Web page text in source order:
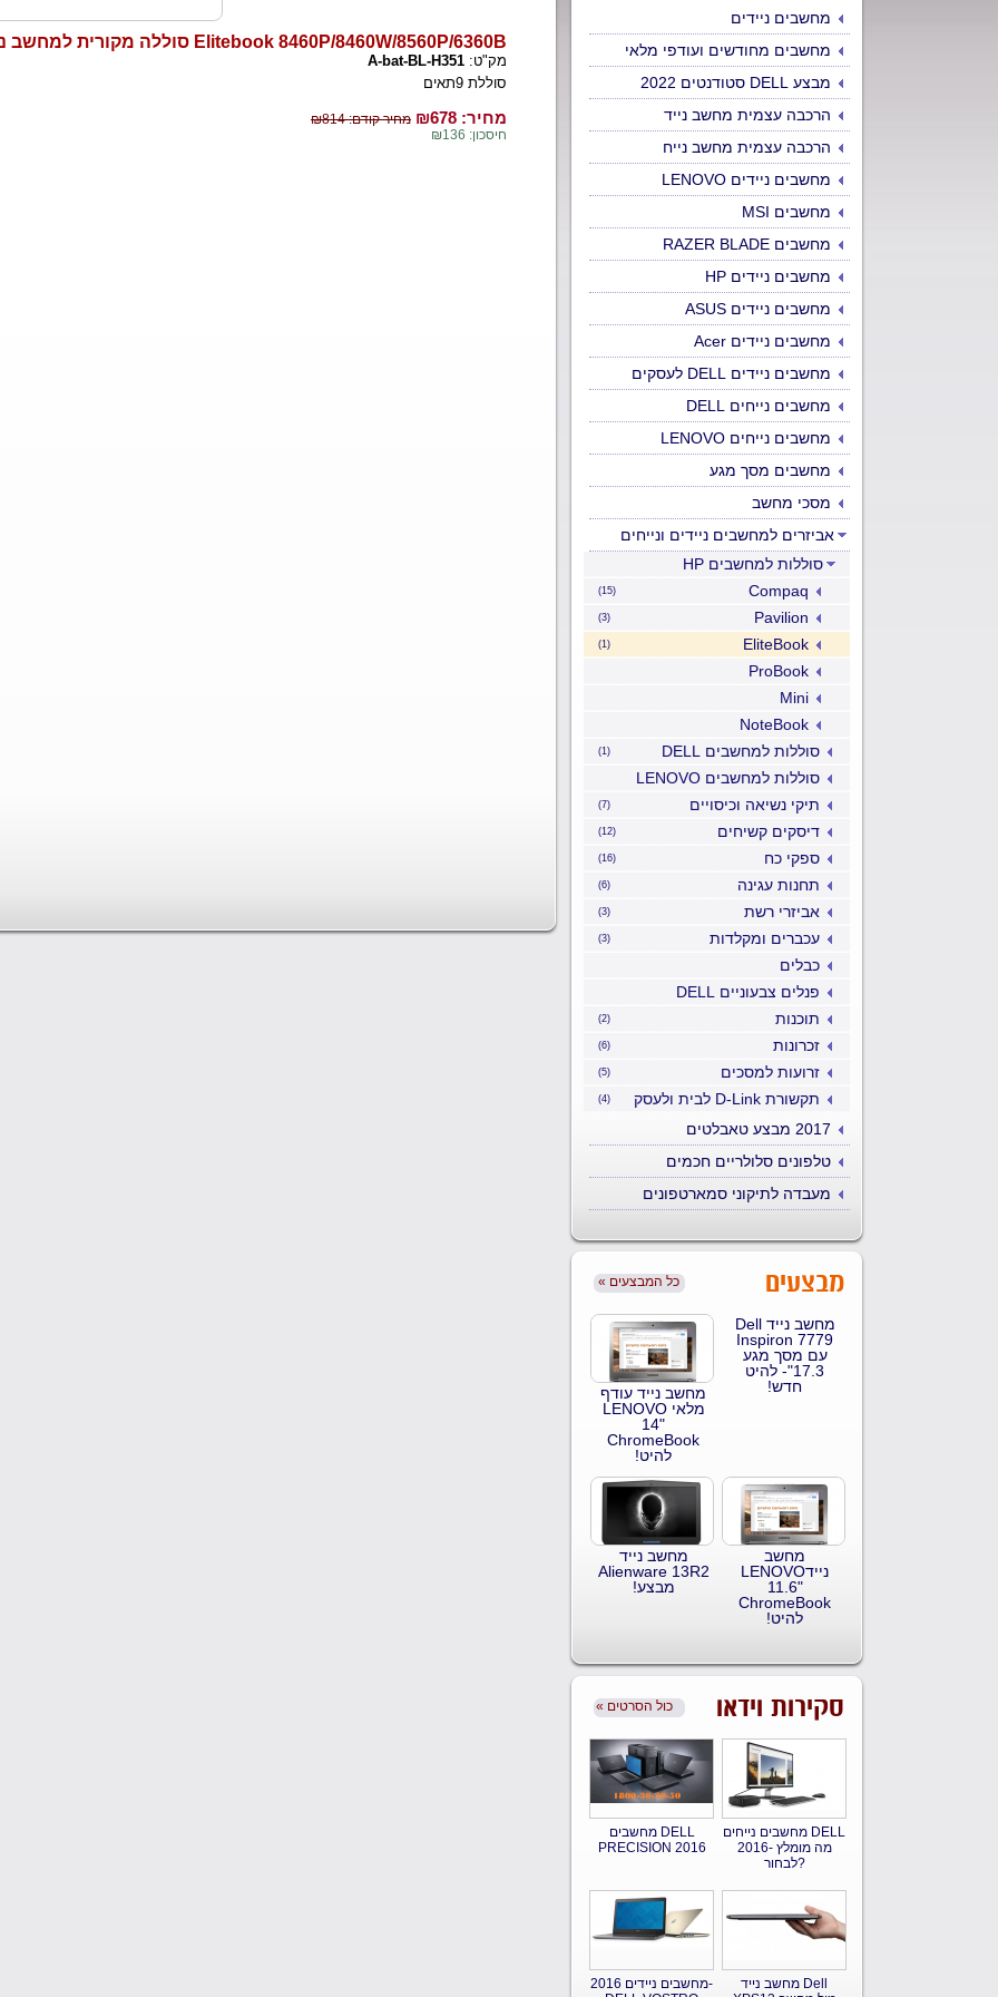
מחשבים ניידים
מחשבים מחודשים ועודפי מלאי
מבצע DELL סטודנטים 2022
הרכבה עצמית מחשב נייד
הרכבה עצמית מחשב נייח
מחשבים ניידים LENOVO
מחשבים MSI
מחשבים RAZER BLADE
מחשבים ניידים HP
מחשבים ניידים ASUS
מחשבים ניידים Acer
מחשבים ניידים DELL לעסקים
מחשבים נייחים DELL
מחשבים נייחים LENOVO
מחשבים מסך מגע
מסכי מחשב
אביזרים למחשבים ניידים ונייחים
סוללות למחשבים HP
(15) Compaq
(3) Pavilion
(1)
EliteBook
ProBook
Mini
NoteBook
(1)
סוללות למחשבים DELL
סוללות למחשבים LENOVO
(7) תיקי נשיאה וכיסויים
(12) דיסקים קשיחים
(16) ספקי כח
(6) תחנות עגינה
(3) אביזרי רשת
(3)
עכברים ומקלדות
כבלים
פנלים צבעוניים DELL
(2) תוכנות
(6) זכרונות
(5) זרועות למסכים
(4)
תקשורת D-Link לבית ולעסק
2017 מבצע טאבלטים
טלפונים סלולריים חכמים
מעבדה לתיקוני סמארטפונים
« כל המבצעים מבצעים
מחשב נייד Dell
Inspiron 7779
עם מסך מגע
17.3"- להיט
חדש!
מחשב נייד עודף
מלאי LENOVO
14"
ChromeBook
להיט!
מחשב
ניידLENOVO
11.6"
ChromeBook
להיט!
מחשב נייד
Alienware 13R2
מבצע!
« כול הסרטים סקירות וידאו
מחשבים DELL
PRECISION 2016
מחשבים נייחים DELL
2016- מה מומלץ
לבחור?
מחשבים ניידים 2016-
מחשב נייד Dell
Elitebook 8460P/8460W/8560P/6360B סוללה מקורית למחשב נייד
מק"ט: A-bat-BL-H351
סוללת 9תאים
מחיר: ₪ 678
מחיר קודם: ₪814
חיסכון: ₪136